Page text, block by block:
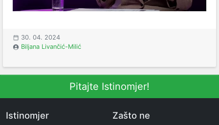
30. 04. 2024
Biljana Livančić-Milić
Pitajte Istinomjer!
Istinomjer Zašto ne